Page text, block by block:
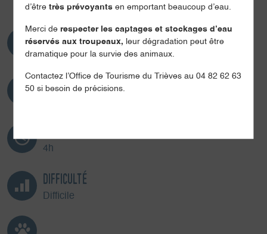
Distance
7.5km
Dénivelé
4h
Difficulté
Difficile
d’êtretrès prévoyants en emportant beaucoup d’eau.
Merci de respecter les captages et stockages d’eau
réservés aux troupeaux, leur dégradation peut être
dramatique pour la survie des animaux.
Contactez l’Office de Tourisme du Trièves au 04 82 62 63
50 si besoin de précisions.